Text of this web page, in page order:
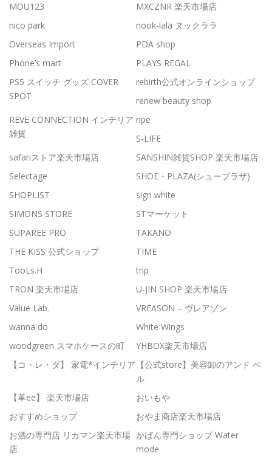
MOU123
MXCZNR 楽天市場店
nico park
nook-lala ヌックララ
Overseas Import
PDA shop
Phone’s mart
PLAYS REGAL
PS5 スイッチ グッズ COVER
SPOT
rebirth公式オンラインショップ
renew beauty shop
REVE CONNECTION インテリア
雑貨
ripe
S-LIFE
safariストア楽天市場店
SANSHIN雑貨SHOP 楽天市場店
Selectage
SHOE・PLAZA(シュープラザ)
SHOPLIST
sign white
SIMONS STORE
STマーケット
SUPAREE PRO
TAKANO
THE KISS 公式ショップ
TIME
TooLs.H
trip
TRON 楽天市場店
U-JIN SHOP 楽天市場店
Value Lab.
VREASON – ヴレアゾン
wanna do
White Wings
woodgreen スマホケースの町
YHBOX楽天市場店
【コ・レ・ダ】 家電*インテリア 【公式store】美容卸のアンド ベ
ル
【革ee】 楽天市場店
おいもや
おすすめショップ
おやま商店楽天市場店
お酒の専門店 リカマン楽天市場
店
かばん専門ショップ Water
mode